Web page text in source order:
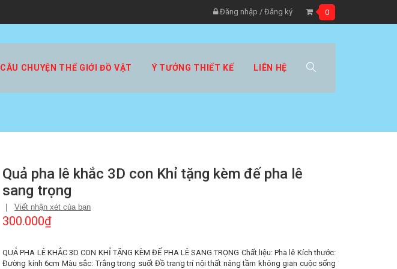
Đăng nhập / Đăng ký 0
CÂU CHUYỆN THẾ GIỚI ĐỒ VẬT Ý TƯỞNG THIẾT KẾ LIÊN HỆ
Quả pha lê khắc 3D con Khỉ tặng kèm đế pha lê
sang trọng
Viết nhận xét của bạn
300.000₫
QUẢ PHA LÊ KHẮC 3D CON KHỈ TẶNG KÈM ĐẾ PHA LÊ SANG TRỌNG Chất liệu: Pha lê Kích thước:
Đường kính 6cm Màu sắc: Trắng trong suốt Đồ trang trí nội thất nâng tầm không gian cuộc sống